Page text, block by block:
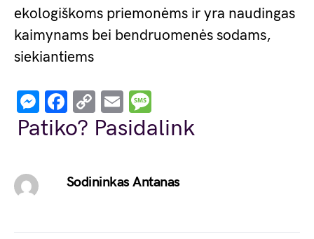
ekologiškoms priemonėms ir yra naudingas
kaimynams bei bendruomenės sodams,
siekiantiems
Messenger
Facebook
Copy
Link
Email
Patiko? Pasidalink
Sodininkas Antanas